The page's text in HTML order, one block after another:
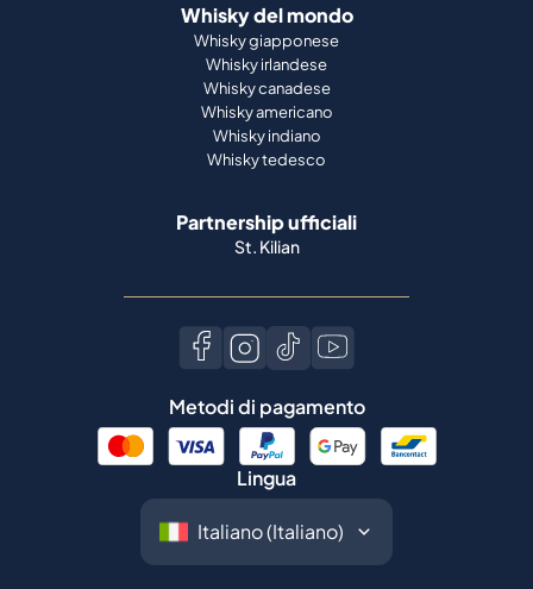
Whisky del mondo
Whisky giapponese
Whisky irlandese
Whisky canadese
Whisky americano
Whisky indiano
Whisky tedesco
Partnership ufficiali
St. Kilian
Metodi di pagamento
Lingua